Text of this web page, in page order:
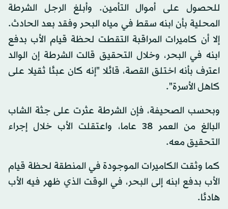
للحصول على أموال التأمين. وأبلغ الرجل الشرطة
المحلية بأن ابنه سقط في مياه البحر وفقد بعد الحادث.
إلا أن كاميرات المراقبة التقطت لحظة قيام الأب بدفع
ابنه في البحر، وخلال التحقيق قالت الشرطة إن الوالد
اعترف بأنه اختلق القصة، قائلا "إنه كان عبئا ثقيلا على
كاهل الأسرة".
وبحسب الصحيفة، فإن الشرطة عثرت على جثة الشاب
البالغ من العمر 38 عاما، واعتقلت الأب خلال إجراء
التحقيق معه.
كما وثقت الكاميرات الموجودة في المنطقة لحظة قيام
الأب بدفع ابنه إلى البحر، في الوقت الذي ظهر فيه الأب
هادئا.